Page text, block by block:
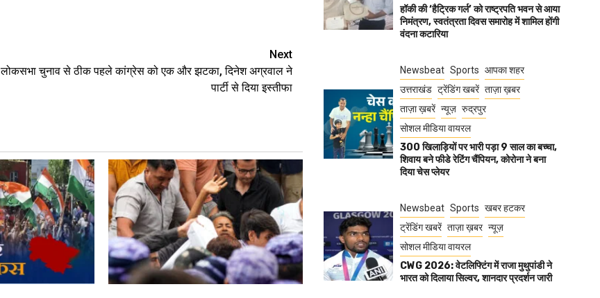
Next
लोकसभा चुनाव से ठीक पहले कांग्रेस को एक और झटका, दिनेश अग्रवाल ने
पार्टी से दिया इस्तीफा
हॉकी की ‘हैट्रिक गर्ल’ को राष्ट्रपति भवन से आया
निमंत्रण, स्वतंत्रता दिवस समारोह में शामिल होंगी
वंदना कटारिया
Newsbeat Sports आपका शहर
उत्तराखंड ट्रेंडिंग खबरें ताज़ा ख़बर
ताज़ा ख़बरें न्यूज़ रुद्रपुर
सोशल मीडिया वायरल
300 खिलाड़ियों पर भारी पड़ा 9 साल का बच्चा,
शिवाय बने फीडे रेटिंग चैंपियन, कोरोना ने बना
दिया चेस प्लेयर
Newsbeat Sports खबर हटकर
ट्रेंडिंग खबरें ताज़ा ख़बर न्यूज़
सोशल मीडिया वायरल
CWG 2026: वेटलिफ्टिंग में राजा मुथुपांडी ने
भारत को दिलाया सिल्वर, शानदार प्रदर्शन जारी